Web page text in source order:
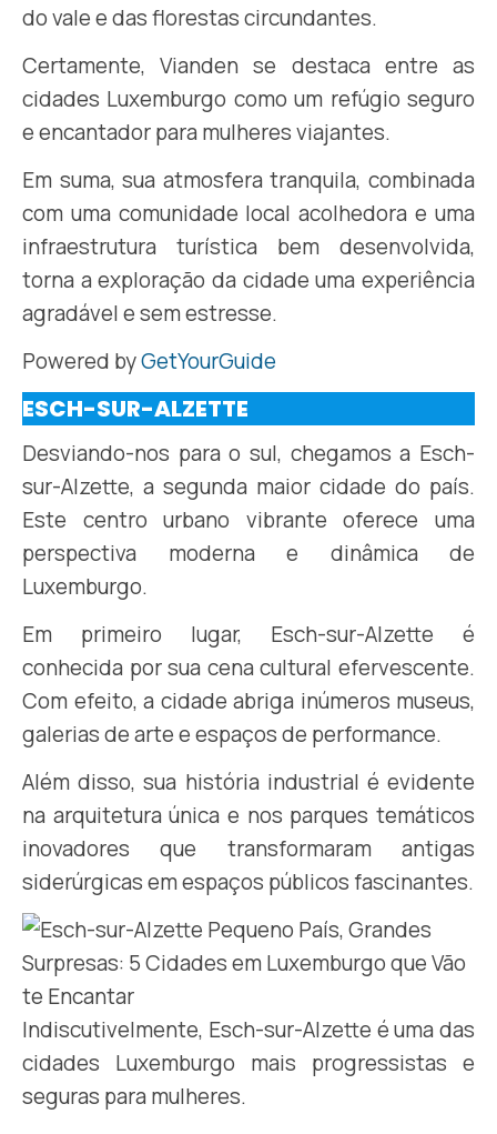
do vale e das florestas circundantes.
Certamente, Vianden se destaca entre as
cidades Luxemburgo como um refúgio seguro
e encantador para mulheres viajantes.
Em suma, sua atmosfera tranquila, combinada
com uma comunidade local acolhedora e uma
infraestrutura turística bem desenvolvida,
torna a exploração da cidade uma experiência
agradável e sem estresse.
Powered byGetYourGuide
ESCH-SUR-ALZETTE
Desviando-nos para o sul, chegamos a Esch-
sur-Alzette, a segunda maior cidade do país.
Este centro urbano vibrante oferece uma
perspectiva moderna e dinâmica de
Luxemburgo.
Em primeiro lugar, Esch-sur-Alzette é
conhecida por sua cena cultural efervescente.
Com efeito, a cidade abriga inúmeros museus,
galerias de arte e espaços de performance.
Além disso, sua história industrial é evidente
na arquitetura única e nos parques temáticos
inovadores que transformaram antigas
siderúrgicas em espaços públicos fascinantes.
Indiscutivelmente, Esch-sur-Alzette é uma das
cidades Luxemburgo mais progressistas e
seguras para mulheres.